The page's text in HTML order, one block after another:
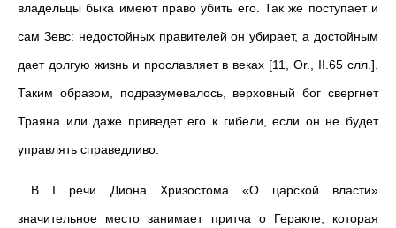
владельцы быка имеют право убить его. Так же поступает и
сам Зевс: недостойных правителей он убирает, а достойным
дает долгую жизнь и прославляет в веках [11, Or., II.65 слл.].
Таким образом, подразумевалось, верховный бог свергнет
Траяна или даже приведет его к гибели, если он не будет
управлять справедливо.
В I речи Диона Хризостома «О царской власти»
значительное место занимает притча о Геракле, которая